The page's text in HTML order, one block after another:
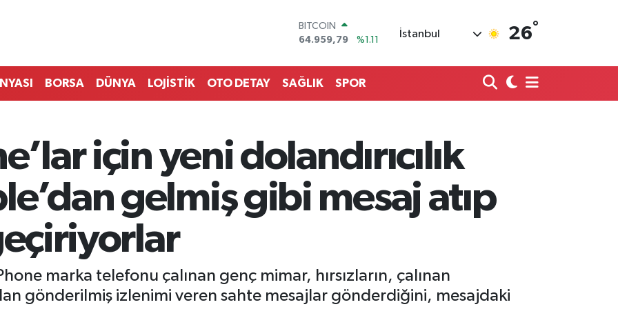
DOLAR
47,7436
%0.18
55,2510
%0.32
STERLİN
13.779
%-14
BITCOIN
İstanbul 26°
BORSA DÜNYA LOJİSTİK OTO DETAY SAĞLIK SPOR
için yeni dolandırıcılık
gelmiş gibi mesaj atıp
marka telefonu çalınan genç mimar, hırsızların, çalınan
gönderilmiş izlenimi veren sahte mesajlar gönderdiğini, mesajdaki